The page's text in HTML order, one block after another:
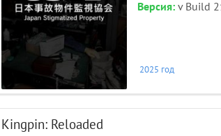
Версия:v Build
2025 год
Kingpin: Reloaded